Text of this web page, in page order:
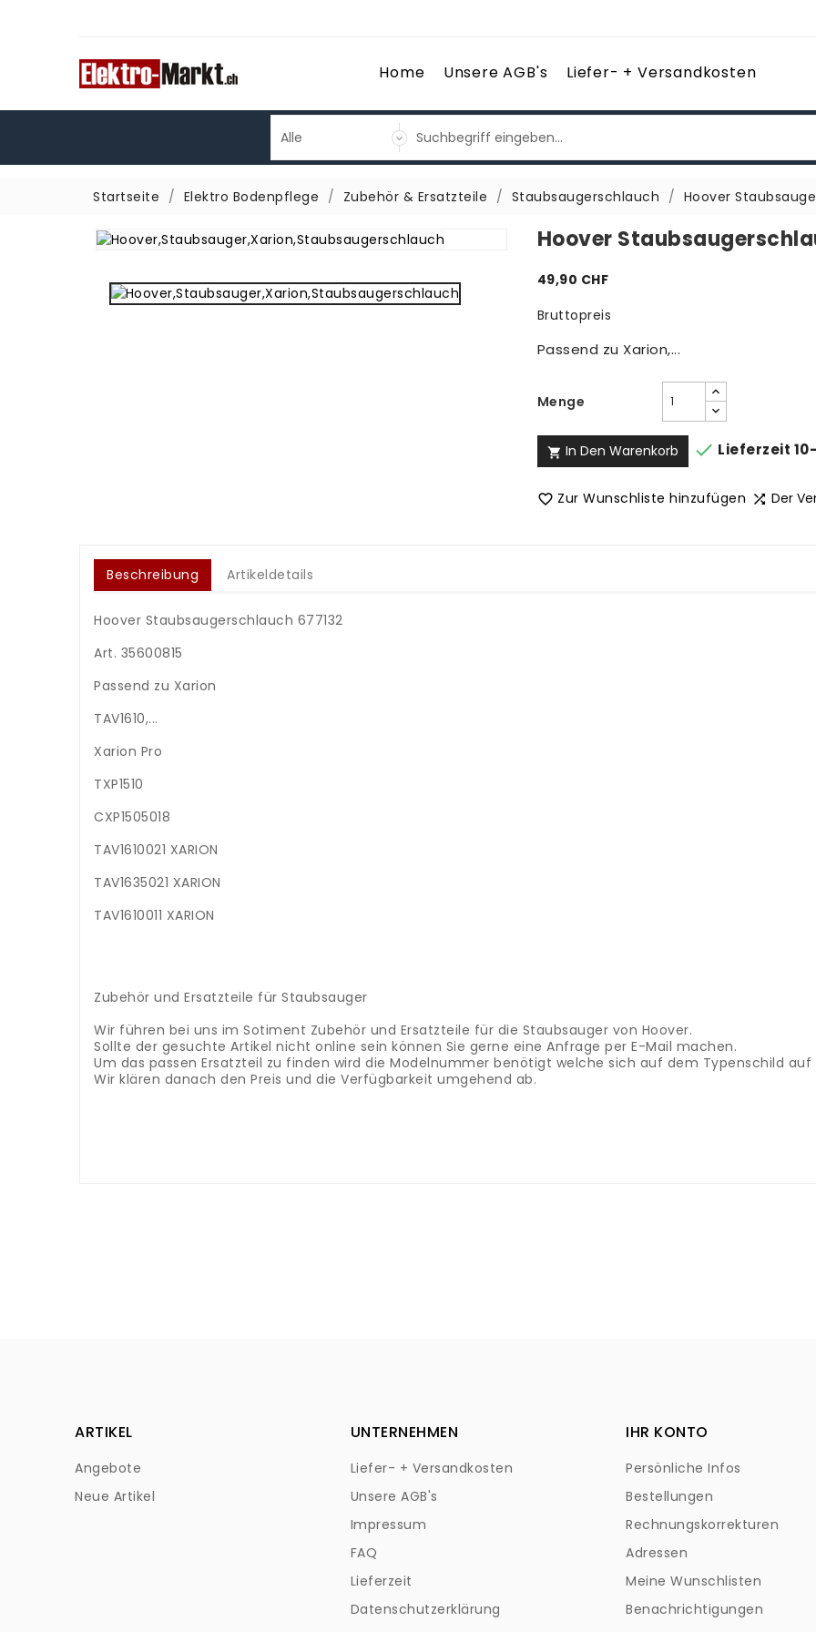
Home Unsere AGB's Liefer- + Versandkosten
Startseite Elektro Bodenpflege Zubehör & Ersatzteile Staubsaugerschlauch Hoover
Hoover
49,90 CHF
Bruttopreis
Passend zu Xarion,...
Menge
 In Den Warenkorb  Lieferzeit
 Zur Wunschliste hinzufügen  Der
Beschreibung Artikeldetails
Hoover Staubsaugerschlauch 677132
Art. 35600815
Passend zu Xarion
TAV1610,...
Xarion Pro
TXP1510
CXP1505018
TAV1610021 XARION
TAV1635021 XARION
TAV1610011 XARION
Zubehör und Ersatzteile für Staubsauger
Wir führen bei uns im Sotiment Zubehör und Ersatzteile für die Staubsauger von Hoover.
Sollte der gesuchte Artikel nicht online sein können Sie gerne eine Anfrage per E-Mail machen.
Um das passen Ersatzteil zu finden wird die Modelnummer benötigt welche sich auf dem Typenschild
Wir klären danach den Preis und die Verfügbarkeit umgehend ab.
ARTIKEL
Angebote
Neue Artikel
UNTERNEHMEN
Liefer- + Versandkosten
Unsere AGB's
Impressum
FAQ
Lieferzeit
Datenschutzerklärung
IHR KONTO
Persönliche Infos
Bestellungen
Rechnungskorrekturen
Adressen
Meine Wunschlisten
Benachrichtigungen